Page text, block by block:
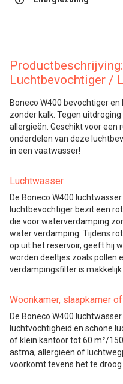
Luchtbevochtiger /
Boneco W400 bevochtiger
zonder kalk. Tegen
allergieën. Geschikt voor een
onderdelen van deze
in een vaatwasser!
Luchtwasser
De Boneco W400
luchtbevochtiger bezit een
die voor waterverdamping
water verdamping. Tijdens
op uit het reservoir, geeft hij
worden deeltjes zoals pollen
verdampingsfilter is makkelijk
Woonkamer, slaapkamer
De Boneco W400
luchtvochtigheid en schone
of klein kantoor tot 60 m²/
astma, allergieën of
voorkomt tevens het te